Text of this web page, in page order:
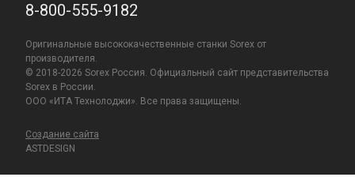
8-800-555-9182
Оригинальные высококачественные станки Sorex от
производителя.
© 2018-2026 Sorex Россия. Официальный сайт представительства
Sorex в России.
ООО «ИТА Технолоджи». Все права защищены.
Создание сайта
ASTDESIGN